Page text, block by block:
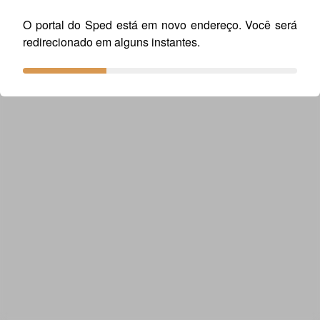
O portal do Sped está em novo endereço. Você será
redirecionado em alguns instantes.